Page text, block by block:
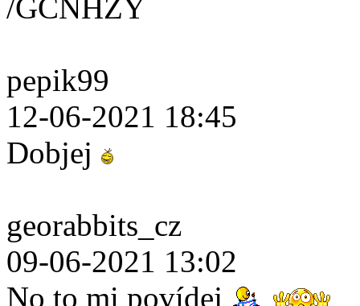
/GCNHZY
pepik99
12-06-2021 18:45
Dobjej
georabbits_cz
09-06-2021 13:02
No to mi povídej